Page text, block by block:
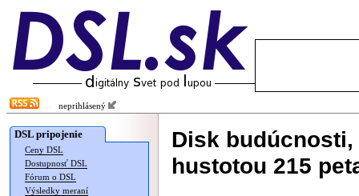
neprihlásený
DSL pripojenie
Ceny DSL
Dostupnosť DSL
Fórum o DSL
Výsledky meraní
Disk
hustotou 215